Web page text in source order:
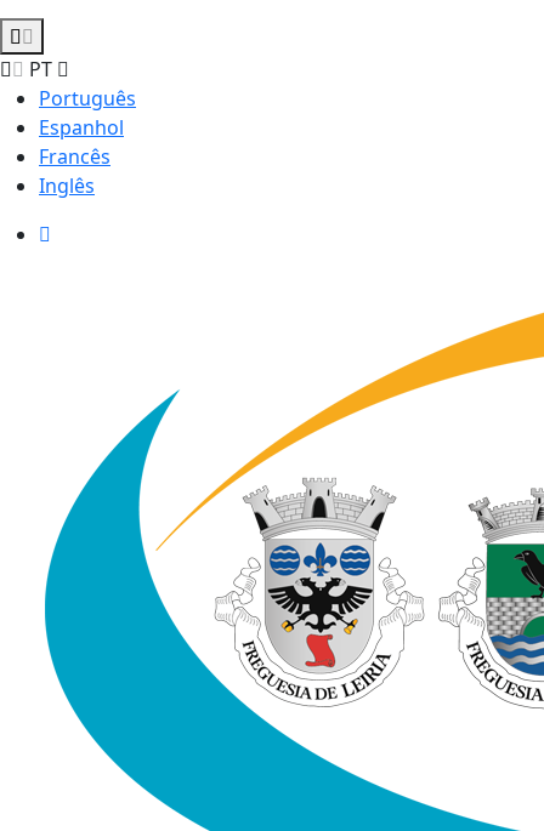
PT
Português
Espanhol
Francês
Inglês